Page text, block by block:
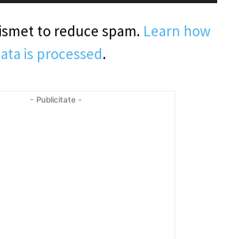
to reduce spam. Learn how
is processed.
- Publicitate -